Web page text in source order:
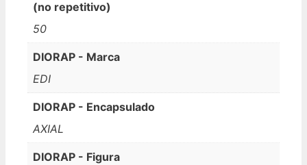
(no repetitivo)
50
DIORAP - Marca
EDI
DIORAP - Encapsulado
AXIAL
DIORAP - Figura